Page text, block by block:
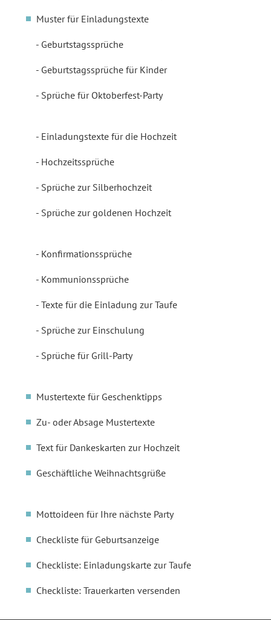
Muster für Einladungstexte
Geburtstagssprüche
Geburtstagssprüche für Kinder
Sprüche für Oktoberfest-Party
Einladungstexte für die Hochzeit
Hochzeitssprüche
Sprüche zur Silberhochzeit
Sprüche zur goldenen Hochzeit
Konfirmationssprüche
Kommunionssprüche
Texte für die Einladung zur Taufe
Sprüche zur Einschulung
Sprüche für Grill-Party
Mustertexte für Geschenktipps
Zu- oder Absage Mustertexte
Text für Dankeskarten zur Hochzeit
Geschäftliche Weihnachtsgrüße
Mottoideen für Ihre nächste Party
Checkliste für Geburtsanzeige
Checkliste: Einladungskarte zur Taufe
Checkliste: Trauerkarten versenden